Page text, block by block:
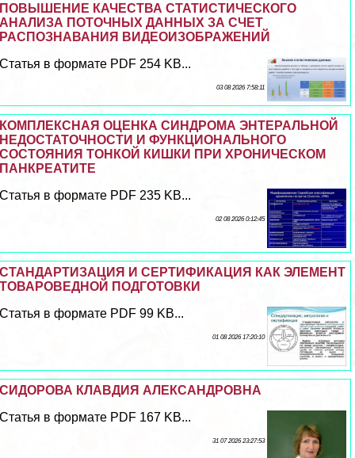
ПОВЫШЕНИЕ КАЧЕСТВА СТАТИСТИЧЕСКОГО
АНАЛИЗА ПОТОЧНЫХ ДАННЫХ ЗА СЧЕТ
РАСПОЗНАВАНИЯ ВИДЕОИЗОБРАЖЕНИЙ
Статья в формате PDF 254 KB...
03 08 2026 7:58:11
КОМПЛЕКСНАЯ ОЦЕНКА СИНДРОМА ЭНТЕРАЛЬНОЙ
НЕДОСТАТОЧНОСТИ И ФУНКЦИОНАЛЬНОГО
СОСТОЯНИЯ ТОНКОЙ КИШКИ ПРИ ХРОНИЧЕСКОМ
ПАНКРЕАТИТЕ
Статья в формате PDF 235 KB...
02 08 2026 0:12:45
СТАНДАРТИЗАЦИЯ И СЕРТИФИКАЦИЯ КАК ЭЛЕМЕНТ
ТОВАРОВЕДНОЙ ПОДГОТОВКИ
Статья в формате PDF 99 KB...
01 08 2026 17:20:10
СИДОРОВА КЛАВДИЯ АЛЕКСАНДРОВНА
Статья в формате PDF 167 KB...
31 07 2026 23:27:53